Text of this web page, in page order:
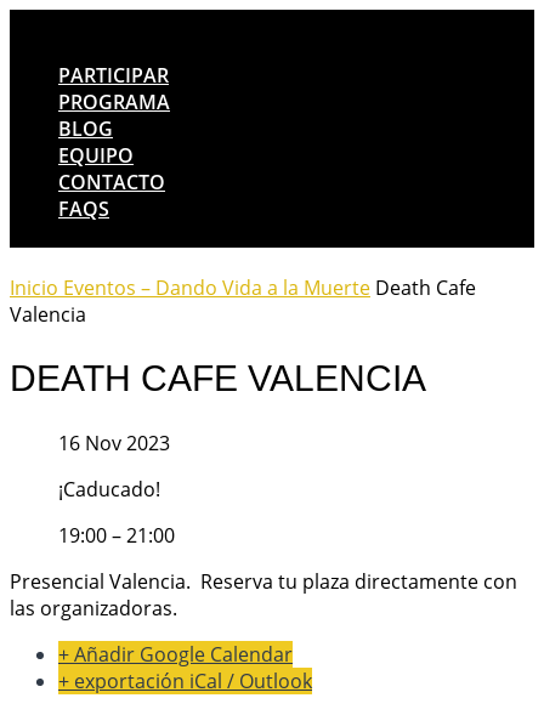
PARTICIPAR
PROGRAMA
BLOG
EQUIPO
CONTACTO
FAQS
Inicio Eventos – Dando Vida a la Muerte Death Cafe
Valencia
DEATH CAFE VALENCIA
16 Nov 2023
¡Caducado!
19:00 – 21:00
Presencial Valencia. Reserva tu plaza directamente con
las organizadoras.
+ Añadir Google Calendar
+ exportación iCal / Outlook